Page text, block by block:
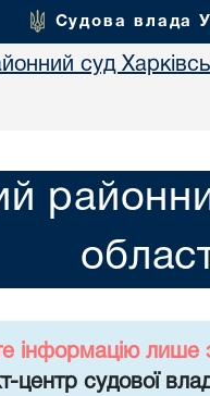
Судова влада
суд
інформацію лише
центр судової